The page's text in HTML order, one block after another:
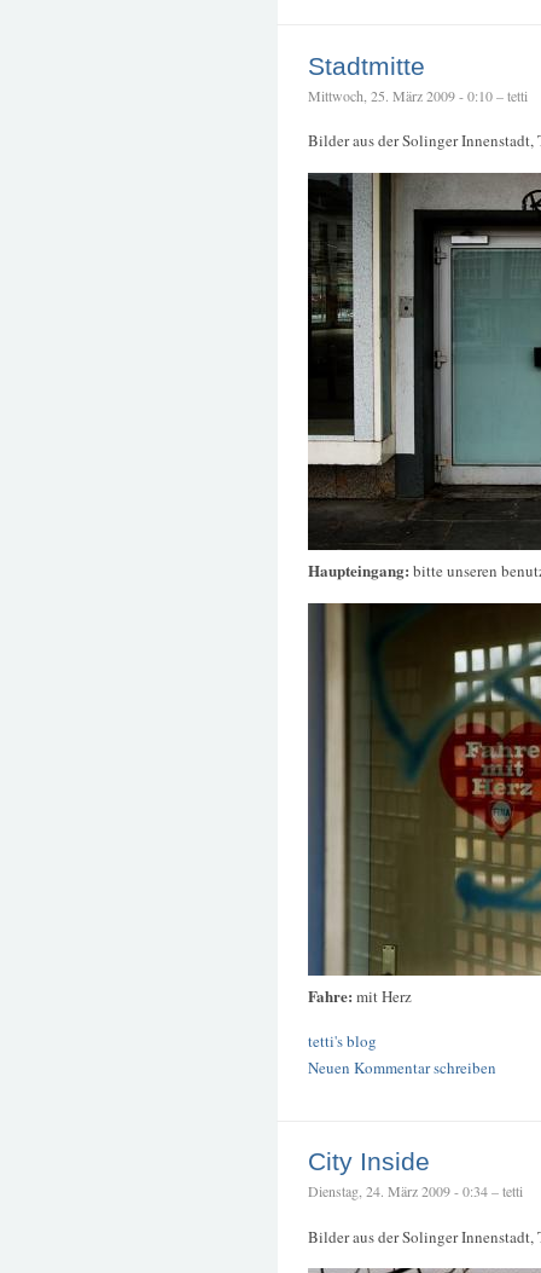
Stadtmitte
Mittwoch, 25. März 2009 - 0:10 – tetti
Bilder aus der Solinger Innenstadt,
Haupteingang: bitte unseren
Fahre: mit Herz
tetti's blog
Neuen Kommentar schreiben
City Inside
Dienstag, 24. März 2009 - 0:34 – tetti
Bilder aus der Solinger Innenstadt,